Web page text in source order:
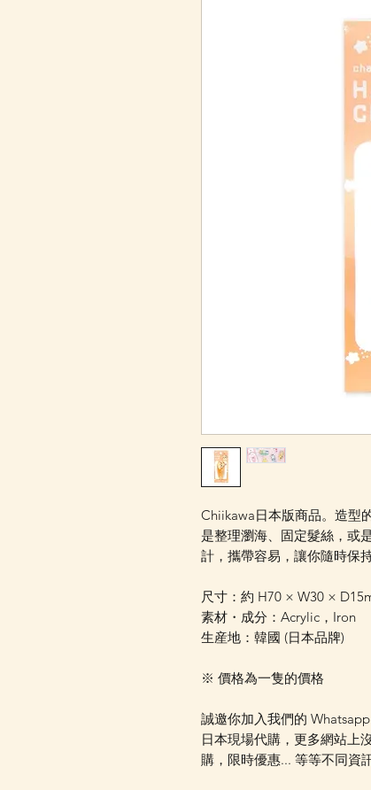
Chiikawa日本版商品。造型
是整理瀏海、固定髮絲，或
計，攜帶容易，讓你隨時保
尺寸：約 H70 × W30 ×
素材・成分：Acrylic，Iron
生産地：韓國 (日本品牌)
※ 價格為一隻的價格
誠邀你加入我們的
日本現場代購，更多網站上
購，限時優惠... 等等不同資